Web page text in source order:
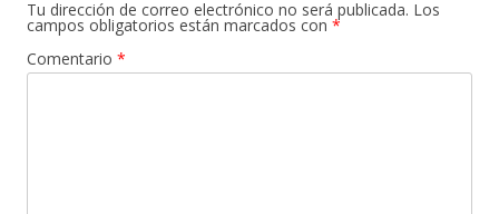
Tu dirección de correo electrónico no será publicada. Los
campos obligatorios están marcados con *
Comentario *